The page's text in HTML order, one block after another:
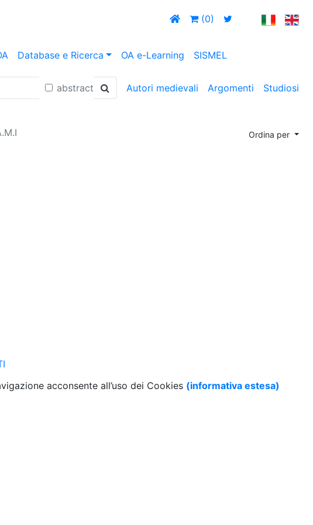
(0)
Database e Ricerca OA e-Learning SISMEL
abstract Autori medievali Argomenti Studiosi
Ordina per
acconsente all’uso dei Cookies (informativa estesa)